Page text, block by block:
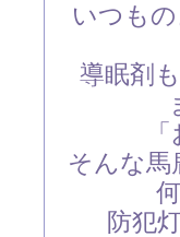
いつも
導眠剤
そんな馬
防犯